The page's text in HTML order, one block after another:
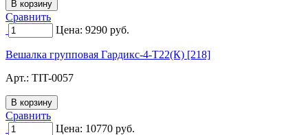
Сравнить
Цена: 9290 руб.
Вешалка групповая Гардикс-4-Т22(К) [218]
Арт.: TIT-0057
Сравнить
Цена: 10770 руб.